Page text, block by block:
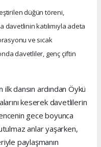
düğün töreni,
davetlinin katılımıyla adeta
ve sıcak
davetliler, genç çiftin
dansın ardından Öykü
keserek davetlilerin
gece boyunca
anlar yaşarken,
paylaşmanın